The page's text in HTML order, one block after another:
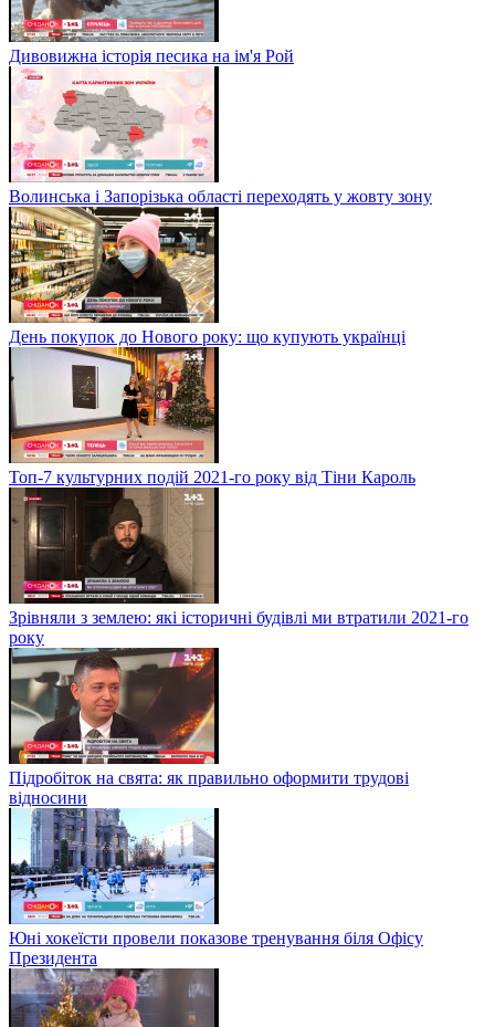
Дивовижна історія песика на ім'я Рой
Волинська і Запорізька області переходять у жовту зону
День покупок до Нового року: що купують українці
Топ-7 культурних подій 2021-го року від Тіни Кароль
Зрівняли з землею: які історичні будівлі ми втратили 2021-го
року
Підробіток на свята: як правильно оформити трудові
відносини
Юні хокеїсти провели показове тренування біля Офісу
Президента